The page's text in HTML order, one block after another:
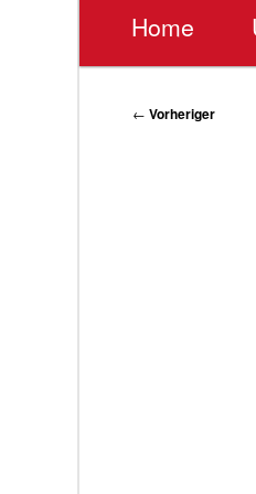
Home
Beitragsnavigation
← Vorheriger